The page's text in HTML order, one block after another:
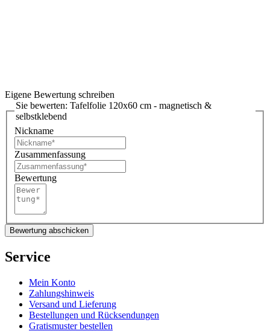
Eigene Bewertung schreiben
Sie bewerten: Tafelfolie 120x60 cm - magnetisch &
selbstklebend
Nickname
Zusammenfassung
Bewertung
Bewertung abschicken
Service
Mein Konto
Zahlungshinweis
Versand und Lieferung
Bestellungen und Rücksendungen
Gratismuster bestellen